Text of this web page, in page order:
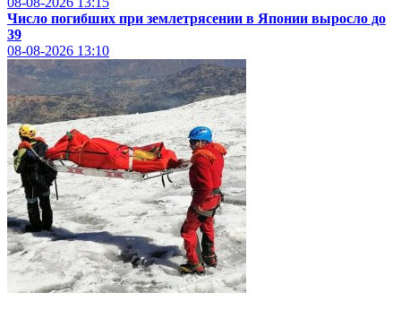
Число погибших при землетрясении в Японии выросло до
39
08-08-2026 13:10